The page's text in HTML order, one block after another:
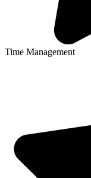
Time Management